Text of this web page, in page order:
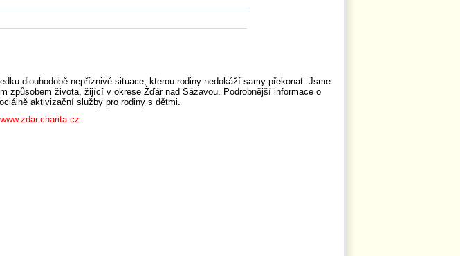
dlouhodobě nepříznivé situace, kterou rodiny nedokáží samy překonat. Jsme
způsobem života, žijící v okrese Žďár nad Sázavou. Podrobnější informace o
aktivizační služby pro rodiny s dětmi.
www.zdar.charita.cz